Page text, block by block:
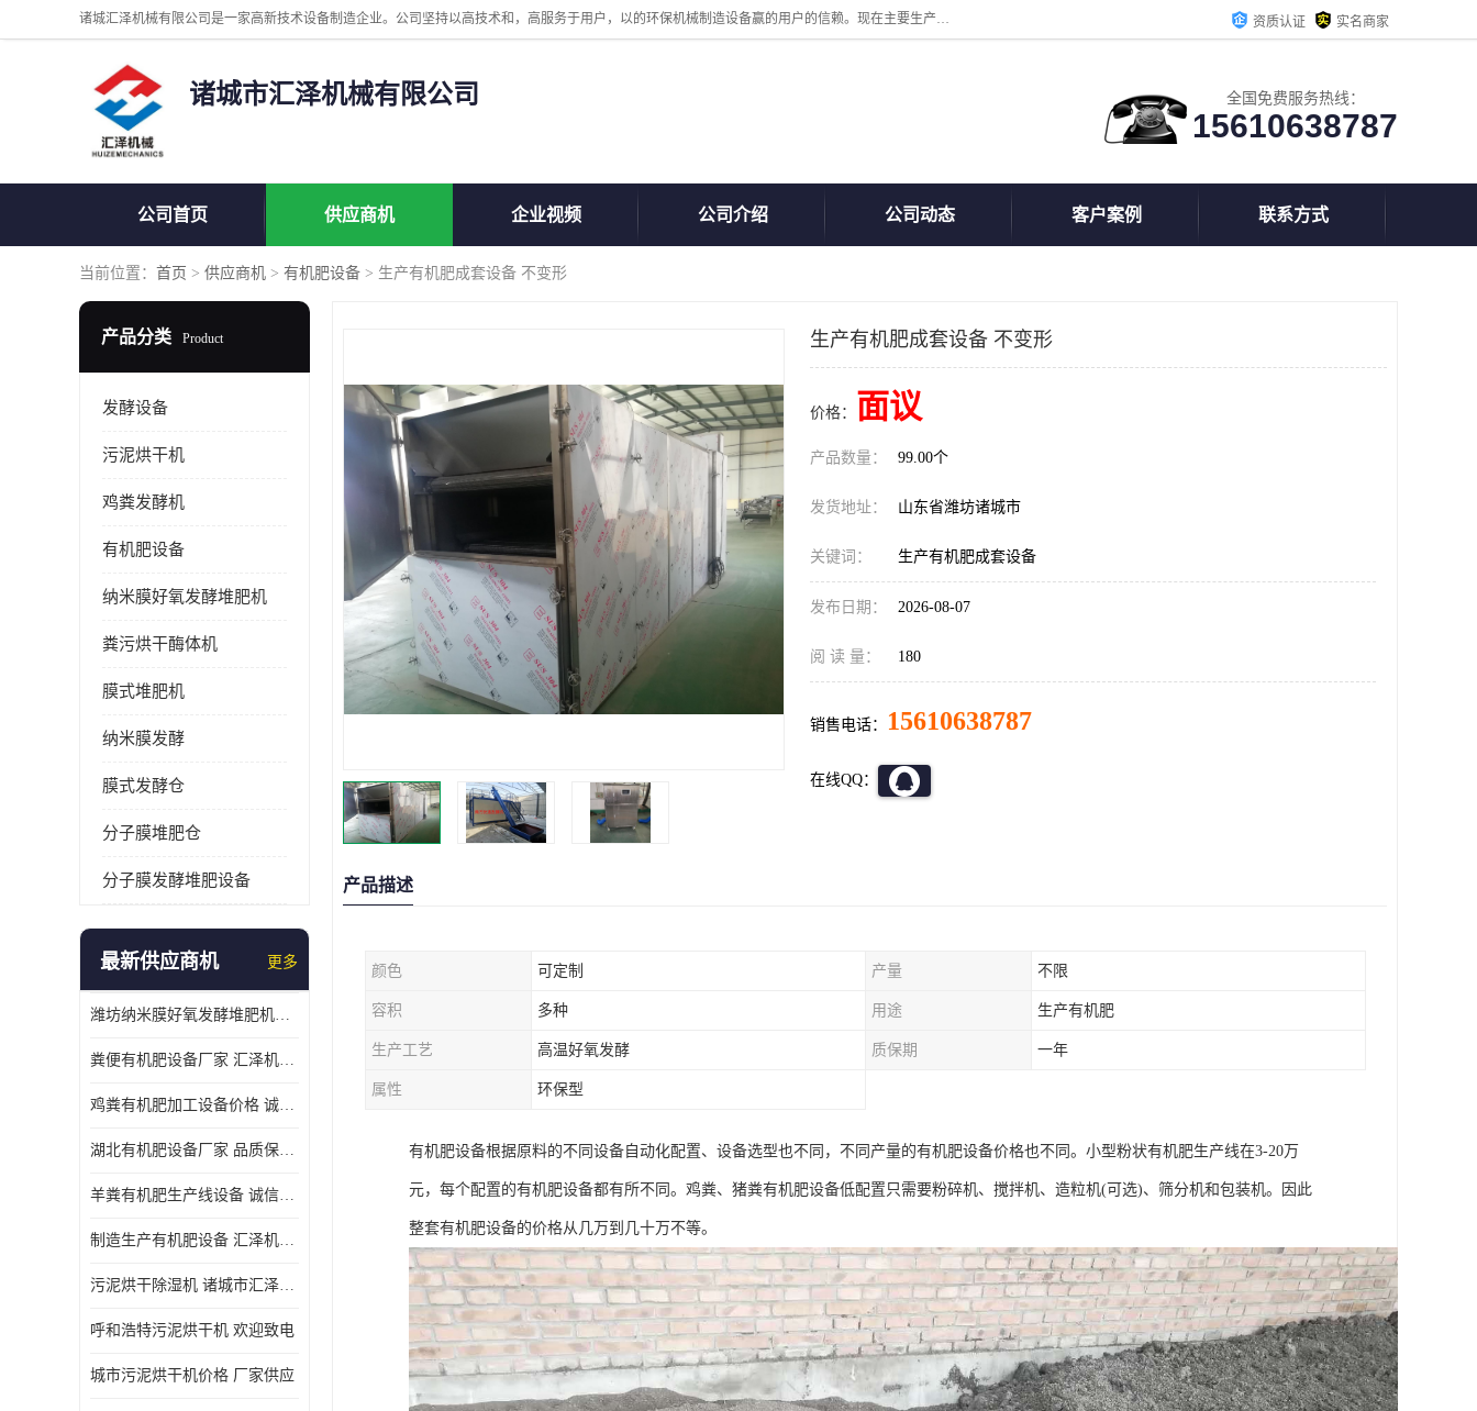
诸城汇泽机械有限公司是一家高新技术设备制造企业。公司坚持以高技术和，高服务于用户，以的环保机械制造设备赢的用户的信赖。现在主要生产死亡畜禽无害化处理和立式和卧式有机肥设备，搅拌机，烘干机，高温发酵机等。污水处理设备，固液分离机。气浮机，化制机等。公司秉承品质，用户至上，科技创新的经营理。 资质认证 实名商家
诸城市汇泽机械有限公司 全国免费服务热线：
15610638787
公司首页 供应商机 企业视频 公司介绍 公司动态 客户案例 联系方式
当前位置： 首页 > 供应商机 > 有机肥设备 > 生产有机肥成套设备 不变形
产品分类 Product
发酵设备
污泥烘干机
鸡粪发酵机
有机肥设备
纳米膜好氧发酵堆肥机
粪污烘干酶体机
膜式堆肥机
纳米膜发酵
膜式发酵仓
分子膜堆肥仓
分子膜发酵堆肥设备
最新供应商机 更多
潍坊纳米膜好氧发酵堆肥机定制
粪便有机肥设备厂家 汇泽机械 免费报价
鸡粪有机肥加工设备价格 诚信卖家 致电了解
湖北有机肥设备厂家 品质保障 欢迎咨询
羊粪有机肥生产线设备 诚信卖家 致电了解
制造生产有机肥设备 汇泽机械 免费报价
污泥烘干除湿机 诸城市汇泽机械有限公司
呼和浩特污泥烘干机 欢迎致电
城市污泥烘干机价格 厂家供应
生产有机肥成套设备 不变形
价格： 面议
产品数量： 99.00个
发货地址： 山东省潍坊诸城市
关键词： 生产有机肥成套设备
发布日期： 2026-08-07
阅 读 量： 180
销售电话： 15610638787
在线QQ：
产品描述
颜色 可定制 产量 不限
容积 多种 用途 生产有机肥
生产工艺 高温好氧发酵 质保期 一年
属性 环保型
有机肥设备根据原料的不同设备自动化配置、设备选型也不同，不同产量的有机肥设备价格也不同。小型粉状有机肥生产线在3-20万
元，每个配置的有机肥设备都有所不同。鸡粪、猪粪有机肥设备低配置只需要粉碎机、搅拌机、造粒机(可选)、筛分机和包装机。因此
整套有机肥设备的价格从几万到几十万不等。